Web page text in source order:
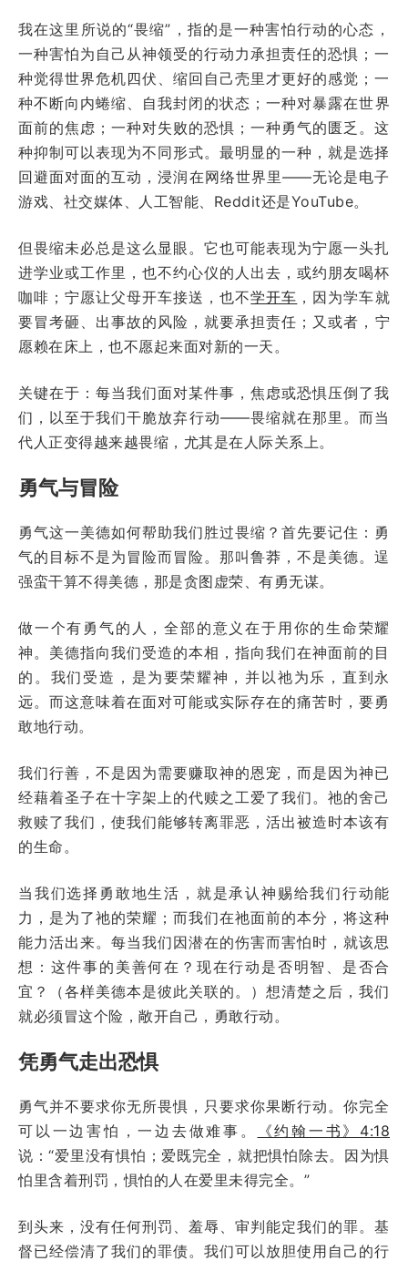
我在这里所说的“畏缩”，指的是一种害怕行动的心态，
一种害怕为自己从神领受的行动力承担责任的恐惧；一
种觉得世界危机四伏、缩回自己壳里才更好的感觉；一
种不断向内蜷缩、自我封闭的状态；一种对暴露在世界
面前的焦虑；一种对失败的恐惧；一种勇气的匮乏。这
种抑制可以表现为不同形式。最明显的一种，就是选择
回避面对面的互动，浸润在网络世界里——无论是电子
游戏、社交媒体、人工智能、Reddit还是YouTube。
但畏缩未必总是这么显眼。它也可能表现为宁愿一头扎
进学业或工作里，也不约心仪的人出去，或约朋友喝杯
咖啡；宁愿让父母开车接送，也不学开车 ，因为学车就
要冒考砸、出事故的风险，就要承担责任；又或者，宁
愿赖在床上，也不愿起来面对新的一天。
关键在于：每当我们面对某件事，焦虑或恐惧压倒了我
们，以至于我们干脆放弃行动——畏缩就在那里。而当
代人正变得越来越畏缩，尤其是在人际关系上。
勇气与冒险
勇气这一美德如何帮助我们胜过畏缩？首先要记住：勇
气的目标不是为冒险而冒险。那叫鲁莽，不是美德。逞
强蛮干算不得美德，那是贪图虚荣、有勇无谋。
做一个有勇气的人，全部的意义在于用你的生命荣耀
神。美德指向我们受造的本相，指向我们在神面前的目
的。我们受造，是为要荣耀神，并以祂为乐，直到永
远。而这意味着在面对可能或实际存在的痛苦时，要勇
敢地行动。
我们行善，不是因为需要赚取神的恩宠，而是因为神已
经藉着圣子在十字架上的代赎之工爱了我们。祂的舍己
救赎了我们，使我们能够转离罪恶，活出被造时本该有
的生命。
当我们选择勇敢地生活，就是承认神赐给我们行动能
力，是为了祂的荣耀；而我们在祂面前的本分，将这种
能力活出来。每当我们因潜在的伤害而害怕时，就该思
想：这件事的美善何在？现在行动是否明智、是否合
宜？（各样美德本是彼此关联的。）想清楚之后，我们
就必须冒这个险，敞开自己，勇敢行动。
凭勇气走出恐惧
勇气并不要求你无所畏惧，只要求你果断行动。你完全
可以一边害怕，一边去做难事。
《约翰一书》4:18
说：“爱里没有惧怕；爱既完全，就把惧怕除去。因为惧
怕里含着刑罚，惧怕的人在爱里未得完全。”
到头来，没有任何刑罚、羞辱、审判能定我们的罪。基
督已经偿清了我们的罪债。我们可以放胆使用自己的行